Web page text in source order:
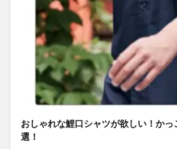
おしゃれな鯉口シャツが欲しい！か
選！